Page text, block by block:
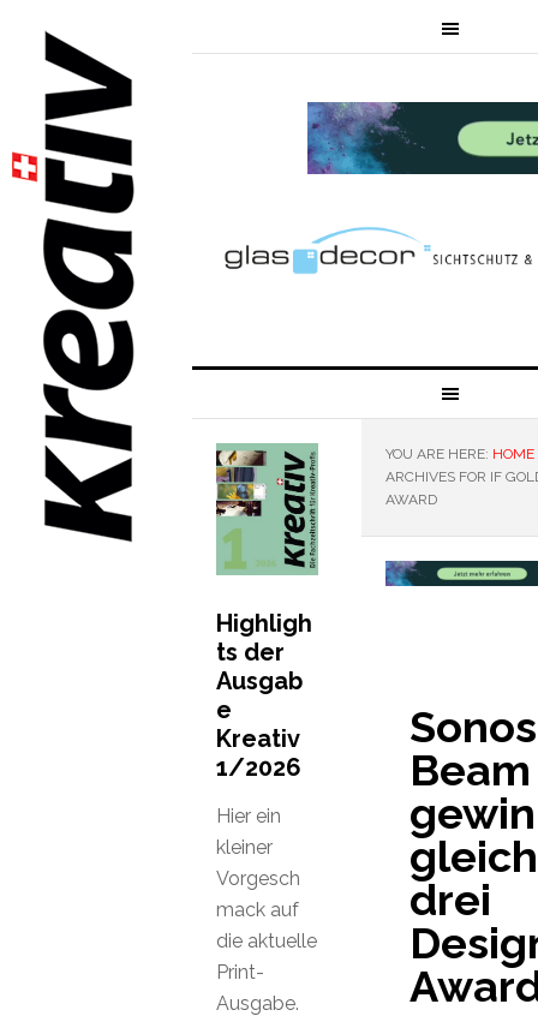
YOU ARE HERE: HOME
ARCHIVES FOR IF
AWARD
Sonos
Beam
gleich
drei
Highligh
ts der
Ausgab
e
Kreativ
1/2026
Hier ein
kleiner
Vorgesch
mack auf
die aktuelle
Print-
Ausgabe.